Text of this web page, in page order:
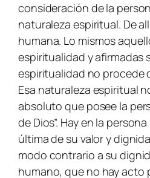
consideración de la
naturaleza espiritual. De
humana. Lo mismos
espiritualidad y afirmadas
espiritualidad no procede
Esa naturaleza espiritual
absoluto que posee la
de Dios”. Hay en la
última de su valor y
modo contrario a su
humano, que no hay acto